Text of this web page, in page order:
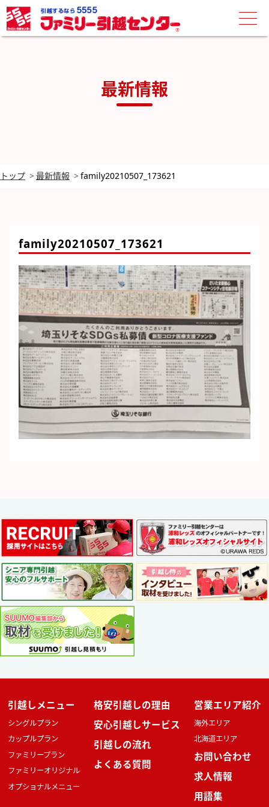
最新情報
トップ 最新情報 family20210507_173621
family20210507_173621
引越しメニュー
シングルプラン
カップルプラン
ファミリープラン
ファミリーオリジナル
オプショナルメニュー
格安引越しの理由
安心引越しサービス
引越しの流れ
よくある質問
営業エリア紹介
海外エリア
北海道エリア
お問い合わせ
求人情報
用語集